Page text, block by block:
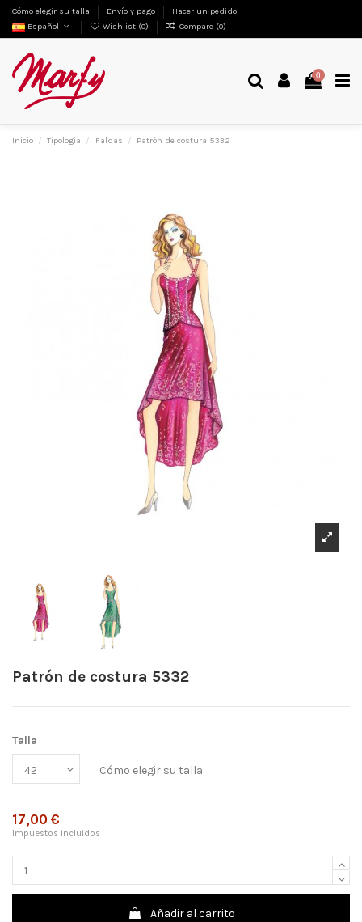
Cómo elegir su talla Envío y pago
Hacer un pedido
Español
Wishlist (0) Compare (0)
0
Inicio Tipologia Faldas Patrón de costura 5332
Patrón de costura 5332
Talla
Cómo elegir su talla
17,00 €
Impuestos incluidos
Añadir al carrito